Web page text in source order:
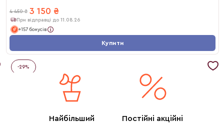
4 450 ₴ 3 150 ₴
При відправці до 11.08.26
+157 бонусів
Купити
-29%
Найбільший
Постійні акційні